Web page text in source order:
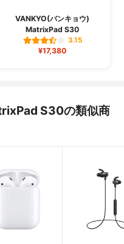
VANKYO(バンキョウ)
MatrixPad S30
3.15
¥17,380
S30の類似商